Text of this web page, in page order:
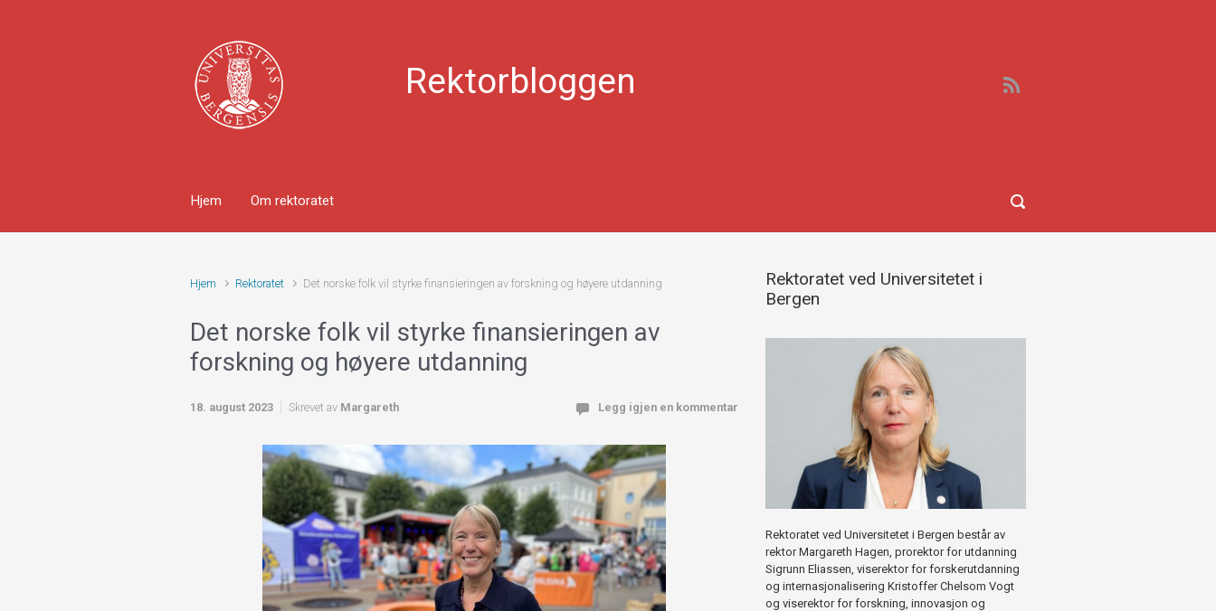
Rektorbloggen
Hjem Om rektoratet
Hjem Rektoratet Det norske folk vil styrke finansieringen av forskning og høyere utdanning
Det norske folk vil styrke finansieringen av
forskning og høyere utdanning
18. august 2023 Skrevet av Margareth Legg igjen en kommentar
Rektoratet ved Universitetet i
Bergen
Rektoratet ved Universitetet i Bergen består av
rektor Margareth Hagen, prorektor for utdanning
Sigrunn Eliassen, viserektor for forskerutdanning
og internasjonalisering Kristoffer Chelsom Vogt
og viserektor for forskning, innovasjon og